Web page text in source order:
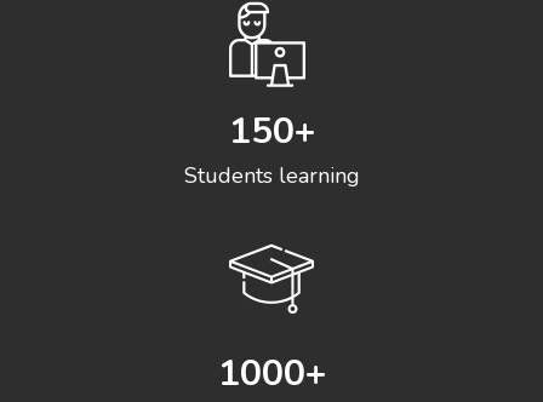
150+
Students learning
1000+